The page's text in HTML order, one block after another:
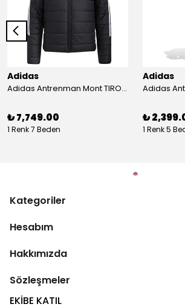
Adidas
Adidas Antrenman Mont TIRO24 WINT JKT IJ7388
₺ 7,749.00
1 Renk 7 Beden
Adidas
₺
1 Renk 5
Kategoriler
Hesabım
Hakkımızda
Sözleşmeler
EKİBE KATIL